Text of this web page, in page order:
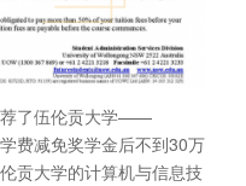
荐了伍伦贡大学——
费减免奖学金后不到30万
贡大学的计算机与信息技